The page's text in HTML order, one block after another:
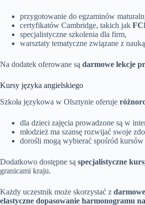
przygotowanie do egzaminów
certyfikatów Cambridge, takich jak
specjalistyczne szkolenia dla firm,
warsztaty tematyczne związane z
Na dodatek oferowane są darmowe lekcje
Kursy języka angielskiego
Szkoła językowa w Olsztynie oferuje
dla dzieci zajęcia prowadzone są w
młodzież ma szansę rozwijać swoje
dorośli mogą wybierać spośród
Dodatkowo dostępne są specjalistyczne
granicami kraju.
Każdy uczestnik może skorzystać z
elastyczne dopasowanie harmonogramu